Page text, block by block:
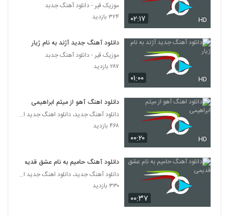
۰۲:۱۷ HD
موزیک قیر - دانلود آهنگ جدبد
۳۲۴ بازدید
۰۱:۰۰ HD
دانلود آهنگ جدید آژند به نام ژیار
موزیک قیر - دانلود آهنگ جدبد
۲۸۷ بازدید
۰۰:۲۰ HD
دانلود اهنگ آهو از میثم ابراهیمی
دانلود آهنگ جدید، دانلود اهنگ جدید ایرانی
۴۶۸ بازدید
۰۰:۳۷
دانلود آهنگ حامیم به نام عشق قدیمی
دانلود آهنگ جدید، دانلود اهنگ جدید ایرانی
۳۳۰ بازدید